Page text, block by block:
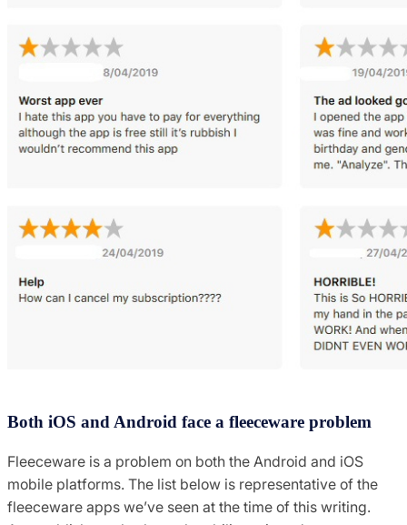
Both iOS and Android face a fleeceware problem
Fleeceware is a problem on both the Android and iOS
mobile platforms. The list below is representative of the
fleeceware apps we’ve seen at the time of this writing.